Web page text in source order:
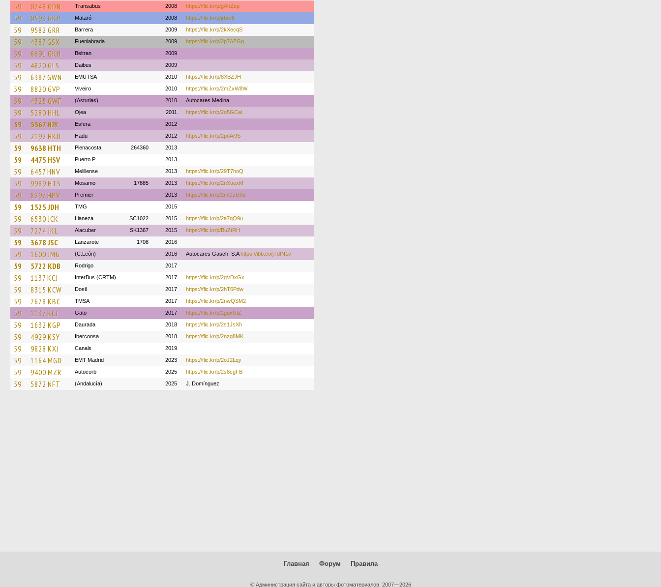
59 0748 GDN Transabus 2008 https://flic.kr/p/gAhZsp
59 0593 GKP Mataró 2008 https://flic.kr/p/jrbre6
59 9582 GRR Barrera 2009 https://flic.kr/p/2kXecqS
59 4387 GSX Fuenlabrada 2009 https://flic.kr/p/2p7AZGg
59 6691 GKH Beltran 2009
59 4820 GLS Daibus 2009
59 6387 GWN EMUTSA 2010 https://flic.kr/p/8XBZJH
59 8820 GVP Viveiro 2010 https://flic.kr/p/2mZxW8W
59 4325 GWF (Asturias) 2010 Autocares Medina
59 5280 HHL Ojea 2011 https://flic.kr/p/2o5GCei
59 5567 HJY Esfera 2012
59 2192 HKD Hadu 2012 https://flic.kr/p/2poAi9S
59 9638 HTH Plenacosta 264360 2013
59 4475 HSV Puerto P 2013
59 6457 HNV Melillense 2013 https://flic.kr/p/29T7hoQ
59 9989 HTS Mosamo 17885 2013 https://flic.kr/p/2nXuexM
59 8297 HPV Premier 2013 https://flic.kr/p/2mGzUhb
59 1525 JDH TMG 2015
59 6530 JCK Llaneza SC1022 2015 https://flic.kr/p/2a7qQ9u
59 7274 JKL Alacuber SK1367 2015 https://flic.kr/p/BuZtRH
59 3678 JSC Lanzarote 1708 2016
59 1600 JMG (C.León) 2016 Autocares Gasch, S.Ahttps://ibb.co/jTdtN1c
59 5722 KDB Rodrigo 2017
59 1137 KCJ InterBus (CRTM) 2017 https://flic.kr/p/2gVDxGx
59 8315 KCW Dosil 2017 https://flic.kr/p/2hT6Pdw
59 7678 KBC TMSA 2017 https://flic.kr/p/2nwQSM2
59 1137 KCJ Gato 2017 https://flic.kr/p/2gqxUtZ
59 1632 KGP Daurada 2018 https://flic.kr/p/2s1JsXh
59 4929 KSY Iberconsa 2018 https://flic.kr/p/2nzg8MK
59 9828 KXJ Canals 2019
59 1164 MGD EMT Madrid 2023 https://flic.kr/p/2oJ2Lqy
59 9400 MZR Autocorb 2025 https://flic.kr/p/2s8cgFB
59 5872 NFT (Andalucía) 2025 J. Domínguez
Главная Форум Правила
© Администрация сайта и авторы фотоматериалов, 2007—2026